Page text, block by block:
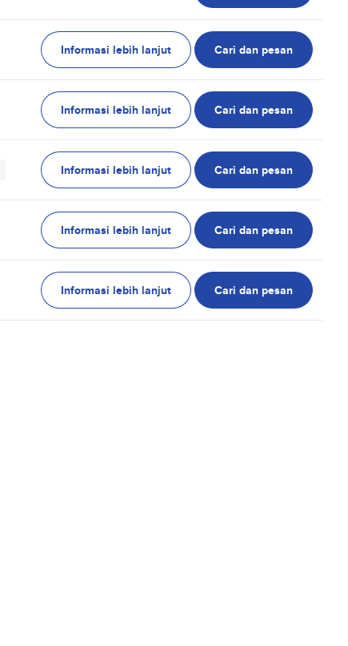
Informasi lebih lanjut Cari dan pesan
Informasi lebih lanjut Cari dan pesan
Informasi lebih lanjut Cari dan pesan
Informasi lebih lanjut Cari dan pesan
Informasi lebih lanjut Cari dan pesan